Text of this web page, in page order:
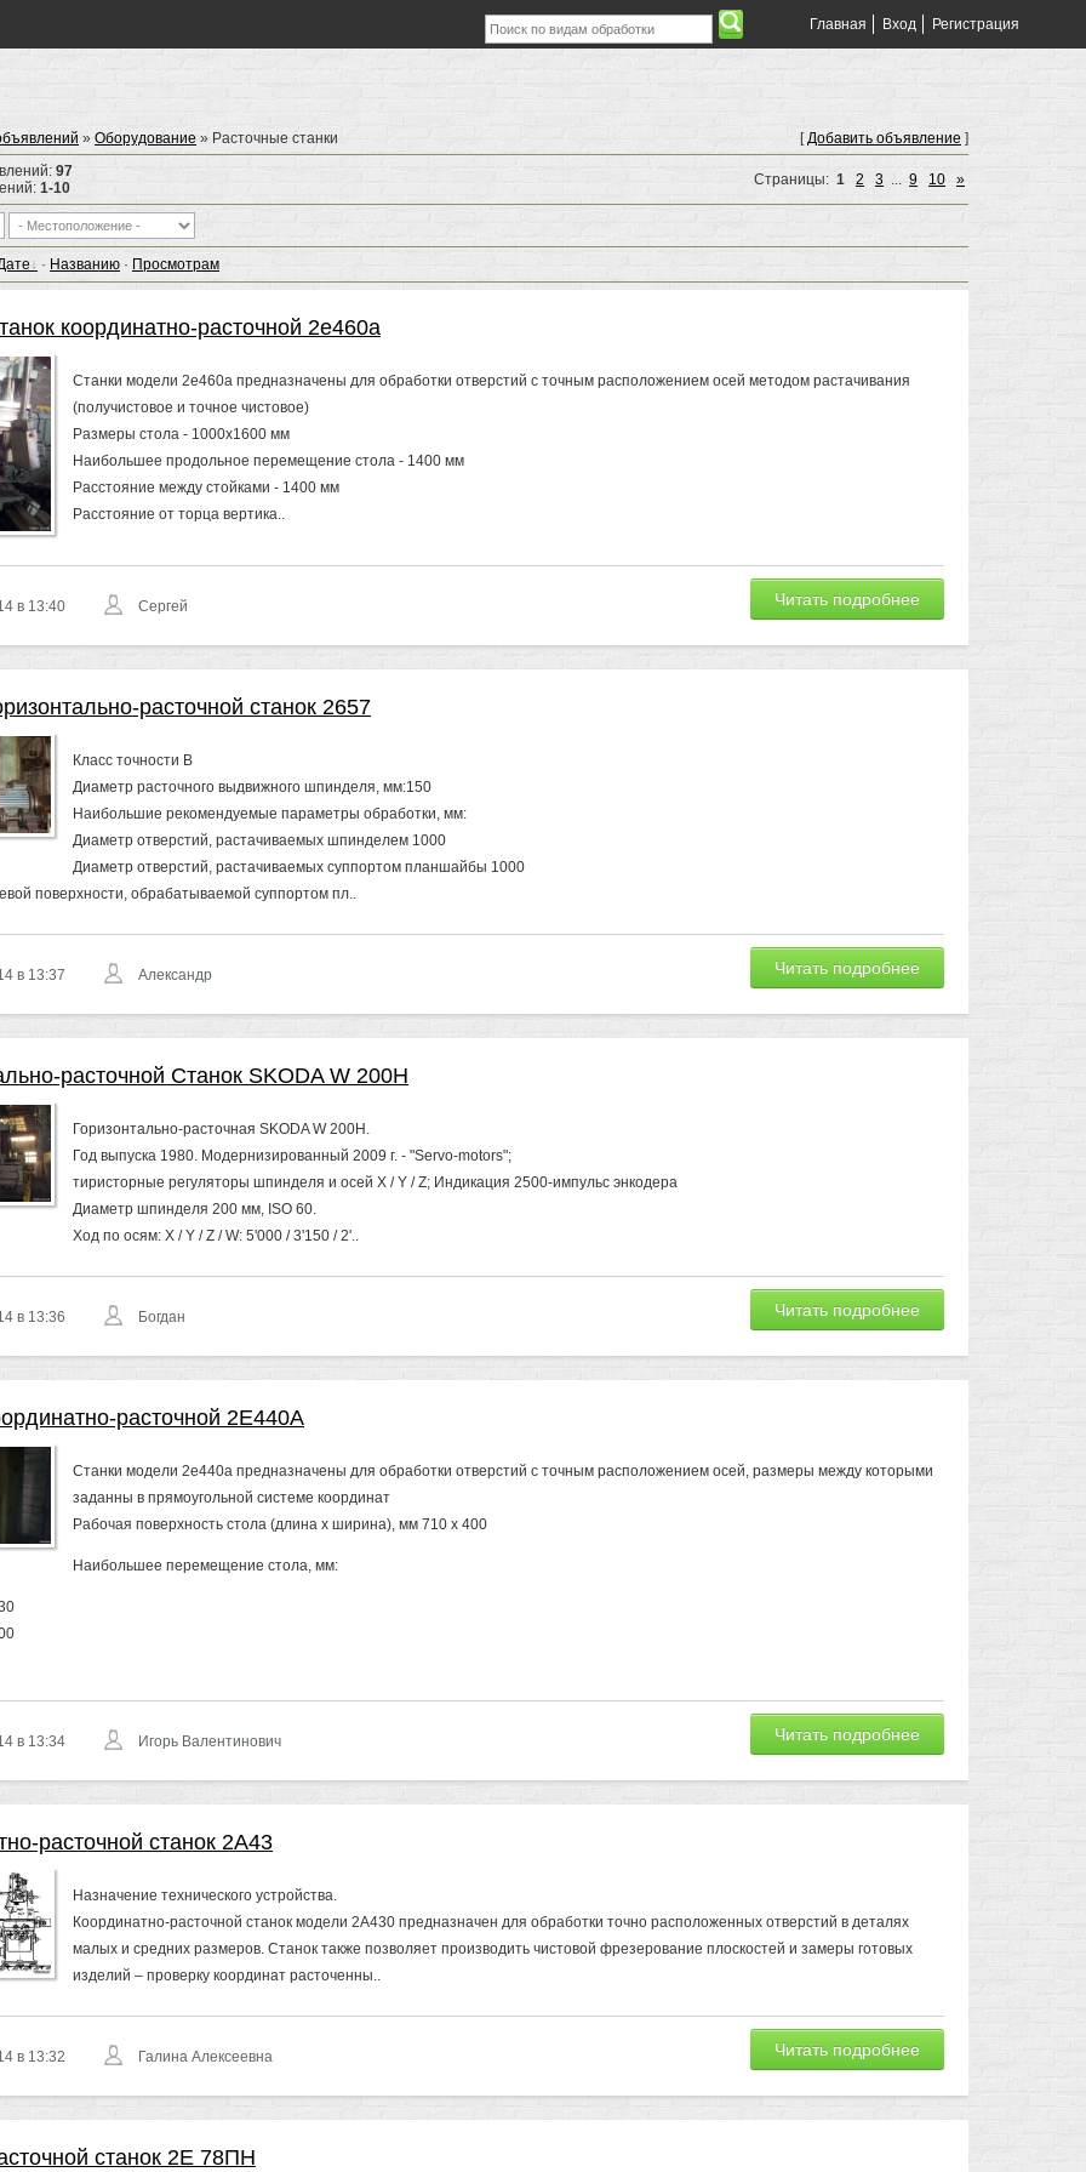
Главная Вход Регистрация
» Оборудование » Расточные станки [Добавить объявление ]
: 97
: 1-10 Страницы: 1 2 3 ... 9 10 »
· Названию · Просмотрам
координатно-расточной 2е460а
Станки модели 2е460а предназначены для обработки отверстий с точным расположением осей методом растачивания
(получистовое и точное чистовое)
Размеры стола - 1000х1600 мм
Наибольшее продольное перемещение стола - 1400 мм
Расстояние между стойками - 1400 мм
Расстояние от торца вертика..
в 13:40 Сергей Читать подробнее
расточной станок 2657
Класс точности В
Диаметр расточного выдвижного шпинделя, мм:150
Наибольшие рекомендуемые параметры обработки, мм:
Диаметр отверстий, растачиваемых шпинделем 1000
Диаметр отверстий, растачиваемых суппортом планшайбы 1000
поверхности, обрабатываемой суппортом пл..
в 13:37 Александр Читать подробнее
расточной Станок SKODA W 200H
Горизонтально-расточная SKODA W 200H.
Год выпуска 1980. Модернизированный 2009 г. - "Servo-motors";
тиристорные регуляторы шпинделя и осей X / Y / Z; Индикация 2500-импульс энкодера
Диаметр шпинделя 200 мм, ISO 60.
Ход по осям: X / Y / Z / W: 5'000 / 3'150 / 2'..
в 13:36 Богдан Читать подробнее
расточной 2Е440А
Станки модели 2е440а предназначены для обработки отверстий с точным расположением осей, размеры между которыми
заданны в прямоугольной системе координат
Рабочая поверхность стола (длина х ширина), мм 710 х 400
Наибольшее перемещение стола, мм:
в 13:34 Игорь Валентинович Читать подробнее
расточной станок 2А43
Назначение технического устройства.
Координатно-расточной станок модели 2А430 предназначен для обработки точно расположенных отверстий в деталях
малых и средних размеров. Станок также позволяет производить чистовой фрезерование плоскостей и замеры готовых
изделий – проверку координат расточенны..
в 13:32 Галина Алексеевна Читать подробнее
станок 2Е 78ПН